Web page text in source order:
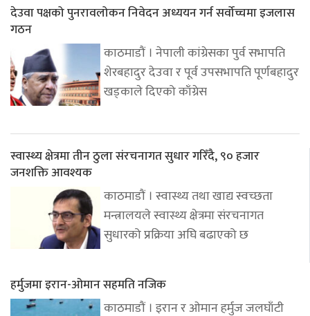
देउवा पक्षको पुनरावलोकन निवेदन अध्ययन गर्न सर्वोच्चमा इजलास
गठन
काठमाडौं । नेपाली कांग्रेसका पुर्व सभापति
शेरबहादुर देउवा र पूर्व उपसभापति पूर्णबहादुर
खड्काले दिएको काँग्रेस
स्वास्थ्य क्षेत्रमा तीन ठुला संरचनागत सुधार गरिँदै, ९० हजार
जनशक्ति आवश्यक
काठमाडौं । स्वास्थ्य तथा खाद्य स्वच्छता
मन्त्रालयले स्वास्थ्य क्षेत्रमा संरचनागत
सुधारको प्रक्रिया अघि बढाएको छ
हर्मुजमा इरान-ओमान सहमति नजिक
काठमाडौं । इरान र ओमान हर्मुज जलघाँटी